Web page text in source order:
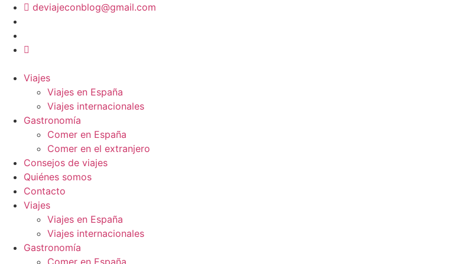
contenido
deviajeconblog@gmail.com
Viajes
Viajes en España
Viajes internacionales
Gastronomía
Comer en España
Comer en el extranjero
Consejos de viajes
Quiénes somos
Contacto
Viajes
Viajes en España
Viajes internacionales
Gastronomía
Comer en España